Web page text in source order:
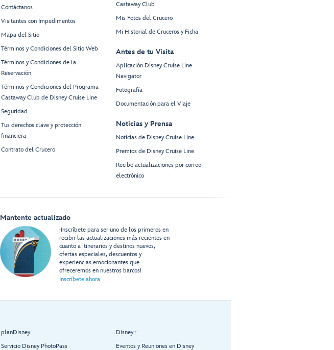
Contáctanos
Visitantes con Impedimentos
Mapa del Sitio
Términos y Condiciones del Sitio Web
Términos y Condiciones de la
Reservación
Términos y Condiciones del Programa
Castaway Club de Disney Cruise Line
Seguridad
Tus derechos clave y protección
financiera
Contrato del Crucero
Castaway Club
Mis Fotos del Crucero
Mi Historial de Cruceros y Ficha
Antes de tu Visita
Aplicación Disney Cruise Line
Navigator
Fotografía
Documentación para el Viaje
Noticias y Prensa
Noticias de Disney Cruise Line
Premios de Disney Cruise Line
Recibe actualizaciones por correo
electrónico
Mantente actualizado
¡Inscríbete para ser uno de los primeros en
recibir las actualizaciones más recientes en
cuanto a itinerarios y destinos nuevos,
ofertas especiales, descuentos y
experiencias emocionantes que
ofreceremos en nuestros barcos!
Inscríbete ahora
planDisney
Servicio Disney PhotoPass
Disney+
Eventos y Reuniones en Disney